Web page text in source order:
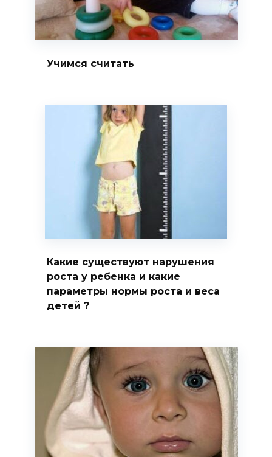
Учимся считать
Какие существуют нарушения
роста у ребенка и какие
параметры нормы роста и веса
детей ?